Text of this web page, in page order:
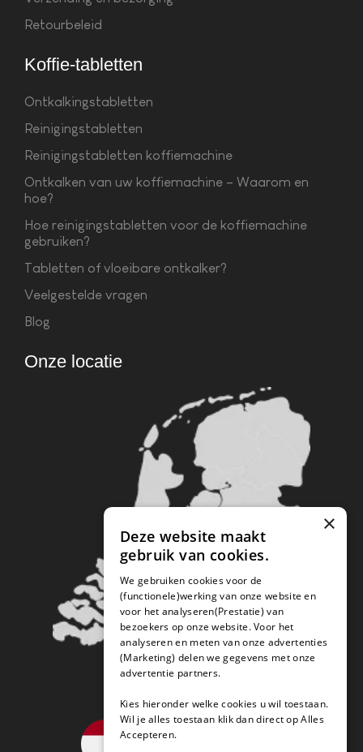
Retourbeleid
Koffie-tabletten
Ontkalkingstabletten
Reinigingstabletten
Reinigingstabletten koffiemachine
Ontkalken van uw koffiemachine – Waarom en
hoe?
Hoe reinigingstabletten voor de koffiemachine
gebruiken?
Tabletten of vloeibare ontkalker?
Veelgestelde vragen
Blog
Onze locatie
×
Deze website maakt
gebruik van cookies.
We gebruiken cookies voor de
(functionele)werking van onze website en
voor het analyseren(Prestatie) van
bezoekers op onze website. Voor het
analyseren en meten van onze advertenties
(Marketing) delen we gegevens met onze
advertentie partners.
Kies hieronder welke cookies u wil toestaan.
Wil je alles toestaan klik dan direct op Alles
Accepteren.